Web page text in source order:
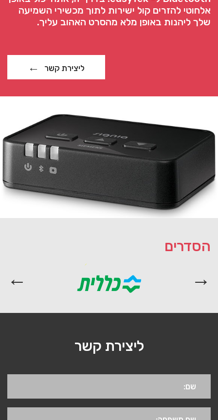
אלחוטי להזרים קול ישירות לתוך מכשירי השמיעה
שלך ליהנות באופן מלא מהסרט האהוב עליך.
ליצירת קשר
הסדרים
ליצירת קשר